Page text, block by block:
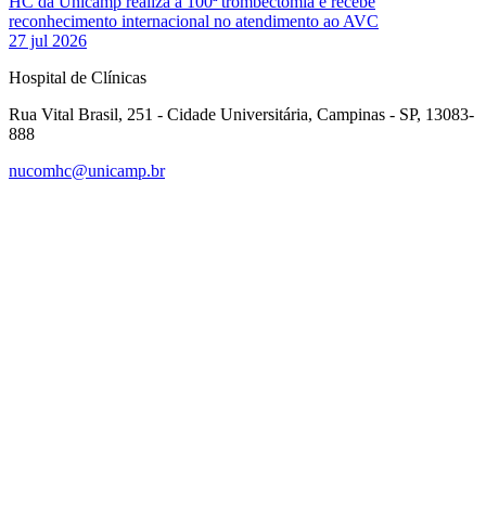
reconhecimento internacional no atendimento ao AVC
27 jul 2026
Hospital de Clínicas
Rua Vital Brasil, 251 - Cidade Universitária, Campinas - SP, 13083-
888
nucomhc@unicamp.br